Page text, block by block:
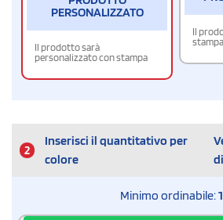
PERSONALIZZATO
Il prodotto sarà
personalizzato con stampa
Il
2
Inserisci il quantitativo per
colore
Minimo ordinabile: